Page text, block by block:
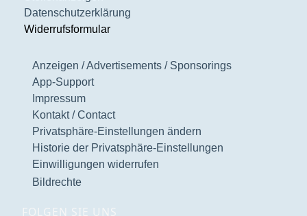
Datenschutzerklärung
Widerrufsformular
Anzeigen / Advertisements / Sponsorings
App-Support
Impressum
Kontakt / Contact
Privatsphäre-Einstellungen ändern
Historie der Privatsphäre-Einstellungen
Einwilligungen widerrufen
Bildrechte
FOLGEN SIE UNS